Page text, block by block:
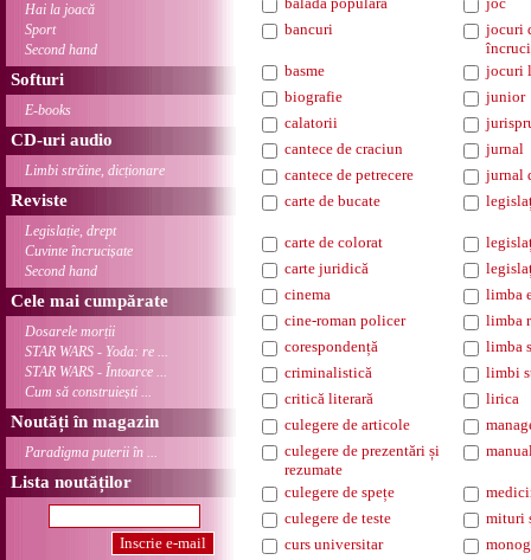
Hai la joacă
Sport
Second hand
Softuri
E-books
CD-uri audio
Limbi străine, dicționare
Reviste
Legislație, drept
Cuvinte încrucișate
Second hand
Cele mai cumpărate
Dosarele morții
STAR WARS - Yoda: re ...
STAR WARS - Întoarce ...
Cum să construiești ...
Noutăți în magazin
Paradigma puterii în ...
Lista noutăților
bancuri
jocuri
basme
jocuri
biografie
junior
calatorii
cantece de craciun
jurnal
cantece de petrecere
jurnal
carte de bucate
carte de colorat
carte juridică
cinema
limba
cine-roman policer
limba
corespondență
limba
criminalistică
limbi
critică literară
lirica
culegere de articole
culegere de prezentări și
rezumate
culegere de spețe
culegere de teste
mituri
curs universitar